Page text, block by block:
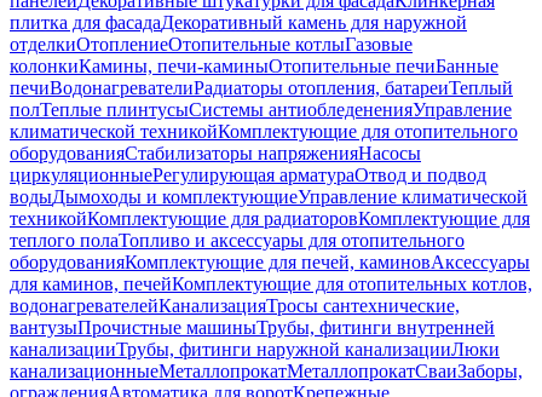
плитка для фасадаДекоративный камень для наружной
отделкиОтоплениеОтопительные котлыГазовые
колонкиКамины, печи-каминыОтопительные печиБанные
печиВодонагревателиРадиаторы отопления, батареиТеплый
полТеплые плинтусыСистемы антиобледененияУправление
климатической техникойКомплектующие для отопительного
оборудованияСтабилизаторы напряженияНасосы
циркуляционныеРегулирующая арматураОтвод и подвод
водыДымоходы и комплектующиеУправление климатической
техникойКомплектующие для радиаторовКомплектующие для
теплого полаТопливо и аксессуары для отопительного
оборудованияКомплектующие для печей, каминовАксессуары
для каминов, печейКомплектующие для отопительных котлов,
водонагревателейКанализацияТросы сантехнические,
вантузыПрочистные машиныТрубы, фитинги внутренней
канализацииТрубы, фитинги наружной канализацииЛюки
канализационныеМеталлопрокатМеталлопрокатСваиЗаборы,
огражденияАвтоматика для воротКрепежные